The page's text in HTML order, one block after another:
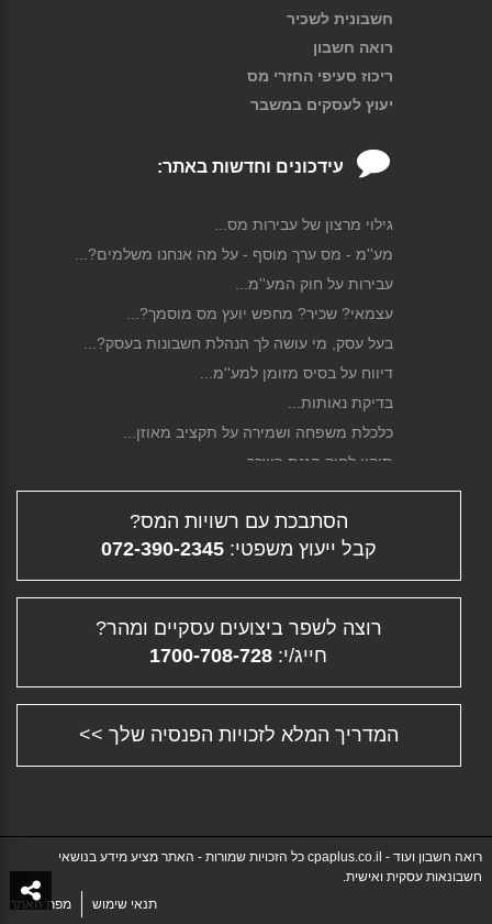
חשבונית לשכיר
רואה חשבון
ריכוז סעיפי החזרי מס
יעוץ לעסקים במשבר
עידכונים וחדשות באתר:
גילוי מרצון של עבירות מס...
מע''מ - מס ערך מוסף - על מה אנחנו משלמים?...
עבירות על חוק המע''מ...
עצמאי? שכיר? מחפש יועץ מס מוסמך?...
בעל עסק, מי עושה לך הנהלת חשבונות בעסק?...
דיווח על בסיס מזומן למע''מ...
בדיקת נאותות...
כלכלת משפחה ושמירה על תקציב מאוזן...
תיקון לחוק הגנת השכר...
סגירת עסק...
פירוק חברה...
גיוס הון...
דיווח מקוון...
פיצויי פיטורין...
הכנת דוחות מס - דוח שנתי והצהרת הון...
נקודות זיכוי לבוגרי תואר אקדמי...
הקמה וניהול של חברה משפחתית...
הסתבכת עם רשויות המס?
קבל ייעוץ משפטי:072-390-2345
רוצה לשפר ביצועים עסקיים ומהר?
חייג/י: 1700-708-728
המדריך המלא לזכויות הפנסיה שלך >>
רואה חשבון ועוד - cpaplus.co.il כל הזכויות שמורות - האתר מציע מידע בנושאי
חשבונאות עסקית ואישית.
תנאי שימוש
מפת האתר